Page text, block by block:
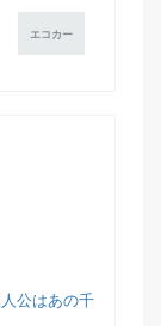
エコカー
公はあの千